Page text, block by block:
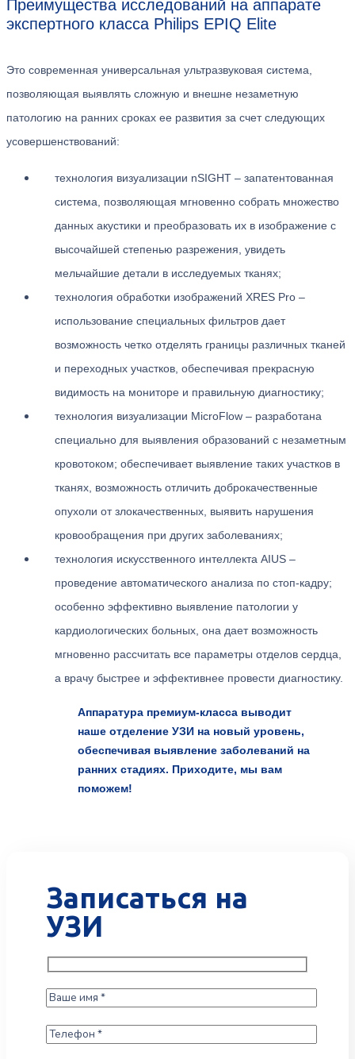
Преимущества исследований на аппарате
экспертного класса Philips EPIQ Elite
Это современная универсальная ультразвуковая система,
позволяющая выявлять сложную и внешне незаметную
патологию на ранних сроках ее развития за счет следующих
усовершенствований:
технология визуализации nSIGHT – запатентованная
система, позволяющая мгновенно собрать множество
данных акустики и преобразовать их в изображение с
высочайшей степенью разрежения, увидеть
мельчайшие детали в исследуемых тканях;
технология обработки изображений XRES Pro –
использование специальных фильтров дает
возможность четко отделять границы различных тканей
и переходных участков, обеспечивая прекрасную
видимость на мониторе и правильную диагностику;
технология визуализации MicroFlow – разработана
специально для выявления образований с незаметным
кровотоком; обеспечивает выявление таких участков в
тканях, возможность отличить доброкачественные
опухоли от злокачественных, выявить нарушения
кровообращения при других заболеваниях;
технология искусственного интеллекта AIUS –
проведение автоматического анализа по стоп-кадру;
особенно эффективно выявление патологии у
кардиологических больных, она дает возможность
мгновенно рассчитать все параметры отделов сердца,
а врачу быстрее и эффективнее провести диагностику.
Аппаратура премиум-класса выводит
наше отделение УЗИ на новый уровень,
обеспечивая выявление заболеваний на
ранних стадиях. Приходите, мы вам
поможем!
Записаться на
УЗИ